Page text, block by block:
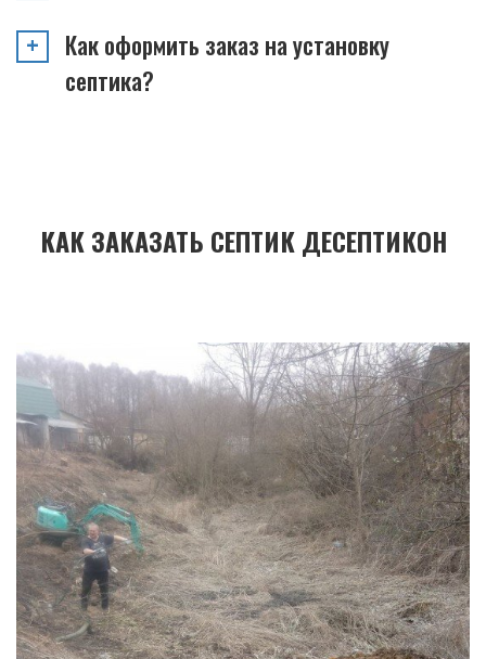
Как оформить заказ на установку
септика?
КАК ЗАКАЗАТЬ СЕПТИК ДЕСЕПТИКОН